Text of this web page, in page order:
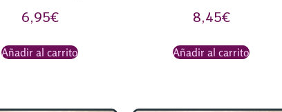
6,95€
Añadir al carrito
8,45€
Añadir al carrito